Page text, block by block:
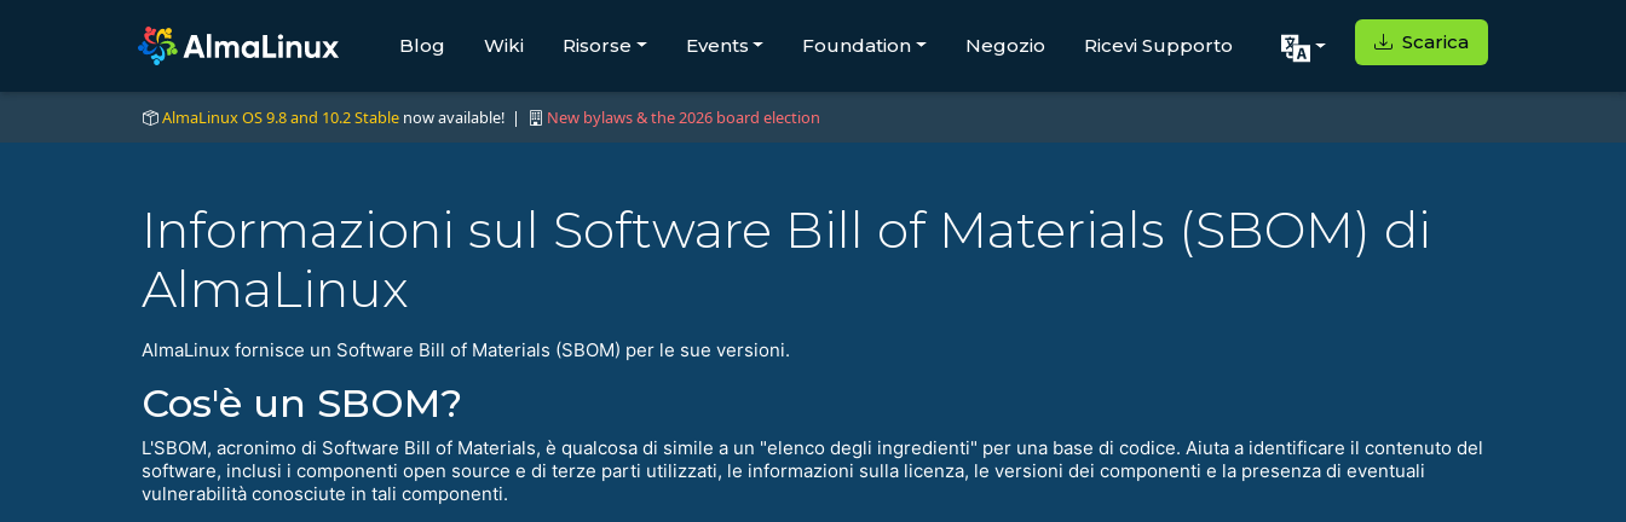
Blog Wiki Risorse Events Foundation Negozio Ricevi Supporto Scarica
AlmaLinux OS 9.8 and 10.2 Stable now available! | New bylaws & the 2026 board election
Informazioni sul Software Bill of Materials (SBOM) di
AlmaLinux
AlmaLinux fornisce un Software Bill of Materials (SBOM) per le sue versioni.
Cos'è un SBOM?
L'SBOM, acronimo di Software Bill of Materials, è qualcosa di simile a un "elenco degli ingredienti" per una base di codice. Aiuta a identificare il contenuto del
software, inclusi i componenti open source e di terze parti utilizzati, le informazioni sulla licenza, le versioni dei componenti e la presenza di eventuali
vulnerabilità conosciute in tali componenti.